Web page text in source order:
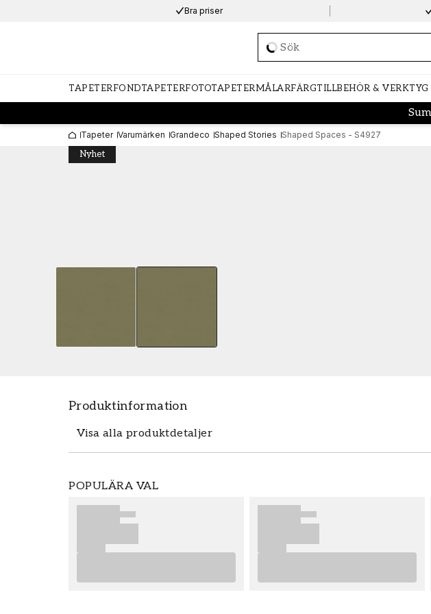
Bra priser
Loading…
TAPETERFONDTAPETERFOTOTAPETERMÅLARFÄRGTILLBEHÖR & VERKTYG
Tapeter Varumärken Grandeco Shaped Stories Shaped Spaces - S4927
Nyhet
Produktinformation
Visa alla produktdetaljer
m������tten 0,53 x 10,05 m. Tapeten Shaped Spaces -
den popul������ra tapetkollektionen Shaped Spaces som
best������lla enkelt och prisv������rt hos oss.
slutresultat av din tapetsering rekommenderar vi dig att ta
POPULÄRA VAL